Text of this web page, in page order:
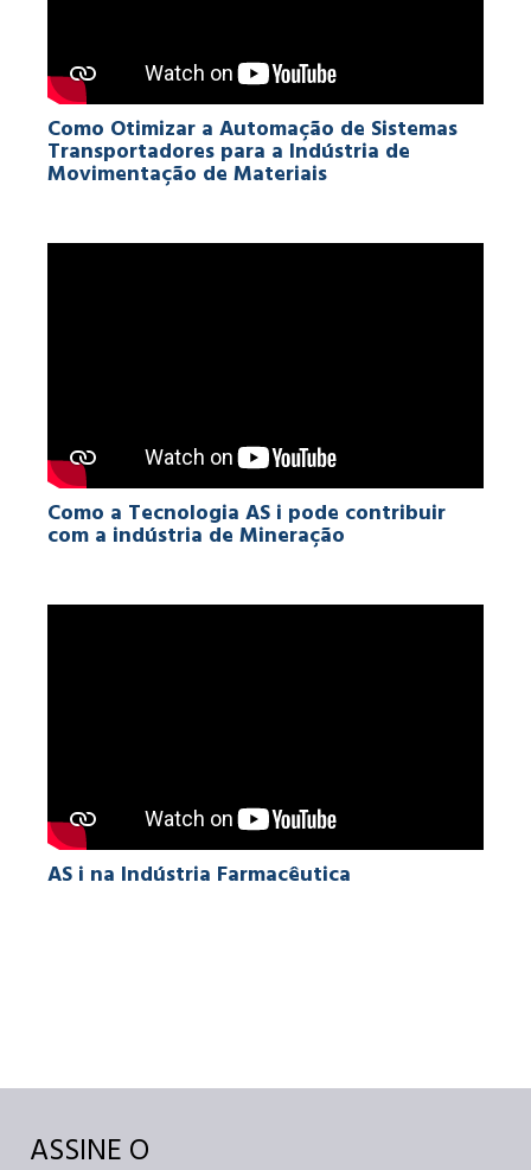
Como Otimizar a Automação de Sistemas
Transportadores para a Indústria de
Movimentação de Materiais
Como a Tecnologia AS i pode contribuir
com a indústria de Mineração
AS i na Indústria Farmacêutica
ASSINE O